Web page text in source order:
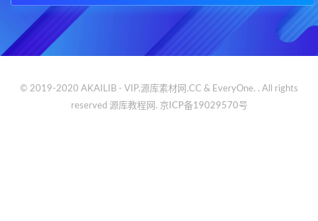
© 2019-2020 AKAILIB - VIP.源库素材网.CC & EveryOne. . All rights
reserved 源库教程网. 京ICP备19029570号